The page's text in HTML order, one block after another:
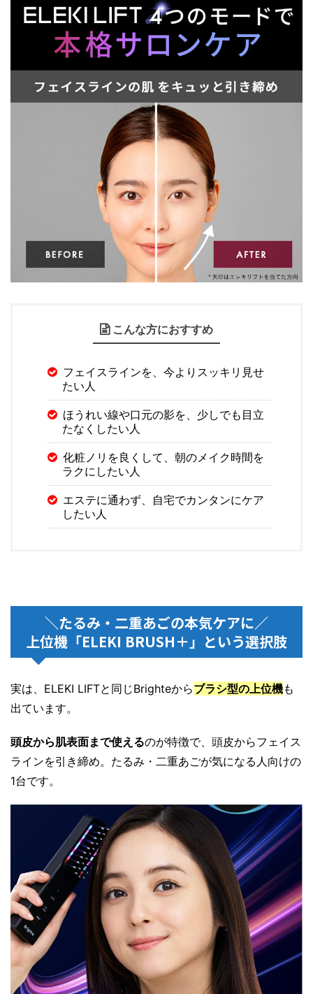
こんな方におすすめ
フェイスラインを、今よりスッキリ見せ
たい人
ほうれい線や口元の影を、少しでも目立
たなくしたい人
化粧ノリを良くして、朝のメイク時間を
ラクにしたい人
エステに通わず、自宅でカンタンにケア
したい人
＼たるみ・二重あごの本気ケアに／
上位機「ELEKI BRUSH＋」という選択肢
実は、ELEKI LIFTと同じBrighteからブラシ型の上位機も
出ています。
頭皮から肌表面まで使えるのが特徴で、頭皮からフェイス
ラインを引き締め。たるみ・二重あごが気になる人向けの
1台です。